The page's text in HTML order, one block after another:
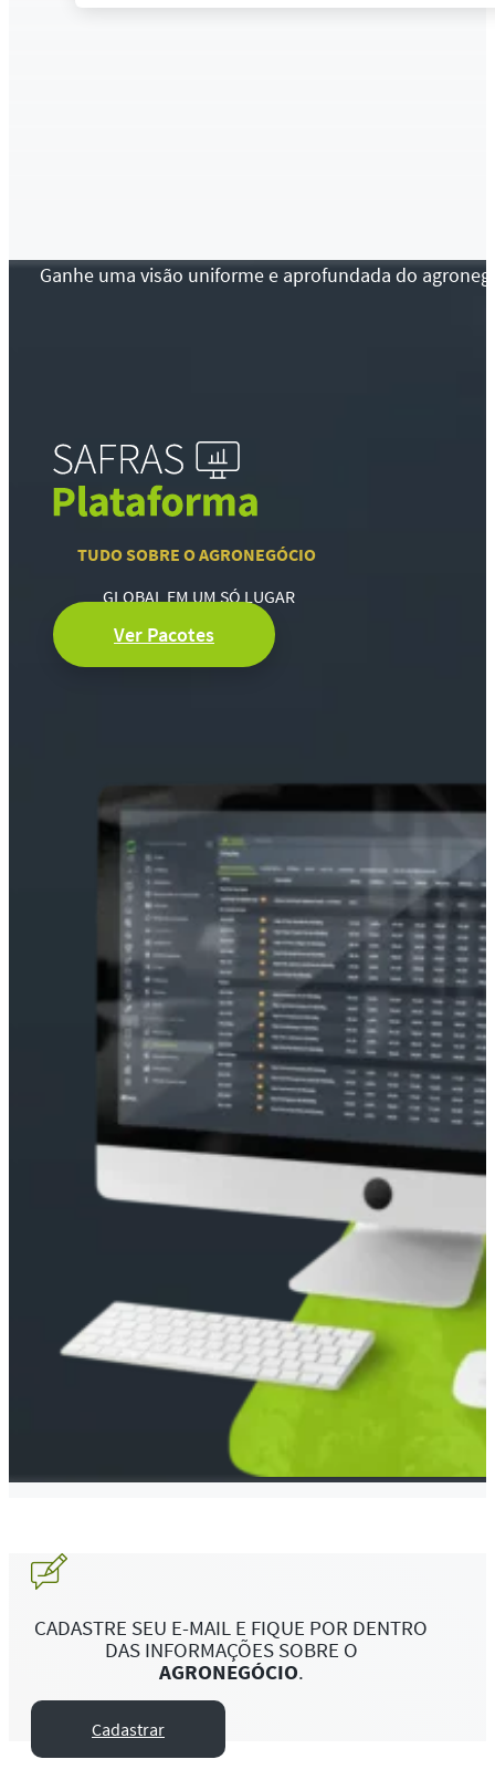
Ganhe uma visão uniforme e aprofundada do
TUDO SOBRE O AGRONEGÓCIO
GLOBAL EM UM SÓ LUGAR
Ver Pacotes
CADASTRE SEU E-MAIL E FIQUE POR DENTRO
DAS INFORMAÇÕES SOBRE O
AGRONEGÓCIO.
Cadastrar